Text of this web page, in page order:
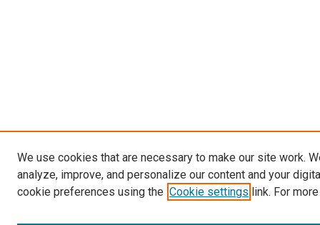
We use cookies that are necessary to make our site work.
analyze, improve, and personalize our content and your
cookie preferences using the Cookie settings link. For